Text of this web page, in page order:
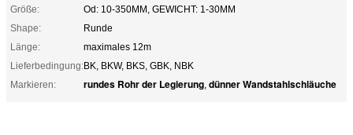
Größe:
Od: 10-350MM, GEWICHT: 1-30MM
Shape:
Runde
Länge:
maximales 12m
Lieferbedingung:BK, BKW, BKS, GBK, NBK
Markieren:
rundes Rohr der Legierung, dünner Wandstahlschläuche